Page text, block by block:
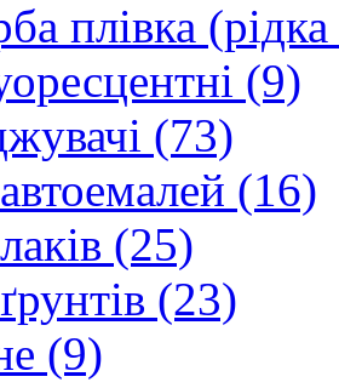
плівка
(9)
(73)
(16)
(25)
(23)
(9)